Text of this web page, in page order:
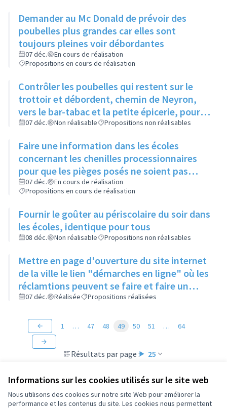
Informations sur les cookies utilisés sur le site web
Nous utilisons des cookies sur notre site Web pour améliorer la
performance et les contenus du site. Les cookies nous permettent
Demander au Mc Donald de prévoir des
poubelles plus grandes car elles sont
toujours pleines voir débordantes
07 déc.
En cours de réalisation
Propositions en cours de réalisation
Contrôler les poubelles qui restent sur le
trottoir et débordent, chemin de Neyron,
vers le bar-tabac et la petite épicerie, pour
qu'elles soient sorties la veille du ramassage
07 déc. Non réalisable Propositions non réalisables
Faire une information dans les écoles
concernant les chenilles processionnaires
pour que les pièges posés ne soient pas
enlevés
07 déc.
En cours de réalisation
Propositions en cours de réalisation
Fournir le goûter au périscolaire du soir dans
les écoles, identique pour tous
08 déc. Non réalisable Propositions non réalisables
Mettre en page d'ouverture du site internet
de la ville le lien "démarches en ligne" où les
réclamtions peuvent se faire et faire un
rappel de l'existence de ce lien
07 déc. Réalisée Propositions réalisées
Résultats par page : 25
1 … 47 48 49 50 51 … 64
Conditions d'utilisation